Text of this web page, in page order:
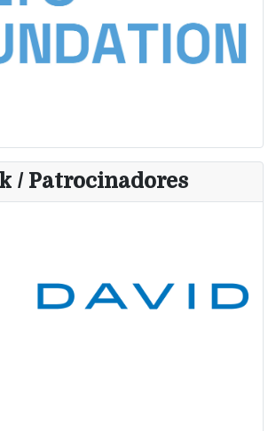
/ Patrocinadores